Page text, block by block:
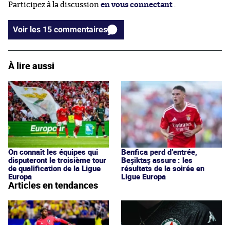
Participez à la discussion en vous connectant
Voir les 15 commentaires
À lire aussi
On connaît les équipes qui
disputeront le troisième tour
de qualification de la Ligue
Europa
Benfica perd d’entrée,
Beşiktaş assure : les
résultats de la soirée en
Ligue Europa
Articles en tendances